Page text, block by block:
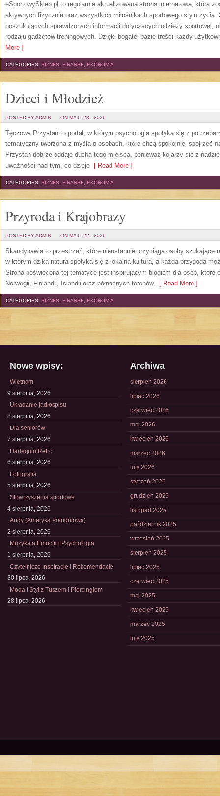
eSportowySklep.pl to regularnie aktualizowana strona internetowa, która
aktywnych fizycznie oraz wszystkich miłośnikach sportowego stylu życia.
poszukujących sprawdzonych informacji dotyczących odzieży sportowej,
rodzaju gadżetów treningowych. Dzięki bogatej bazie treści każdy
More ]
CATEGORIES: BIZNES, FINANSE, EKONOMIA
Dzieci i Młodzież
POSTED BY ADMIN ON MAJ - 23 - 2026
Tęczowa Przystań to portal, w którym psychologia spotyka się z
tematyczny tworzona z myślą o osobach, które chcą spokojniej spojrzeć
Przystań dobrze oddaje ducha tego miejsca, ponieważ kojarzy się z
uważności nad tym, co dzieje [ Read More ]
CATEGORIES: BIZNES, FINANSE, EKONOMIA
Przyroda i Krajobrazy
POSTED BY ADMIN ON MAJ - 22 - 2026
Skandynawia to przestrzeń, które nieustannie przyciąga osoby szukające
w którym dzika natura spotyka się z lokalną kulturą, a każda przygoda
Strona poświęcona tej tematyce jest inspirującym blogiem dla osób, które
Norwegii, Finlandii, Islandii oraz północnych terenów, [ Read More ]
CATEGORIES: BIZNES, FINANSE, EKONOMIA
Nowe wpisy:
Wietnam
9 sierpnia, 2026
Układanie jadłospisu
8 sierpnia, 2026
Dla seniorów
7 sierpnia, 2026
Harlequin Retro
6 sierpnia, 2026
Fotografia
5 sierpnia, 2026
Stowrzyszenia sportowe
4 sierpnia, 2026
Andy (Ameryka Południowa)
2 sierpnia, 2026
Muzyka a Emocje i Psychologia
1 sierpnia, 2026
Czytelnicze Inspiracje i Rekomendacje
30 lipca, 2026
Moda i Styl z Tuszem i Piercingiem
28 lipca, 2026
Archiwa
sierpień 2026
lipiec 2026
czerwiec 2026
maj 2026
kwiecień 2026
marzec 2026
luty 2026
styczeń 2026
grudzień 2025
listopad 2025
październik 2025
wrzesień 2025
sierpień 2025
lipiec 2025
czerwiec 2025
maj 2025
kwiecień 2025
marzec 2025
luty 2025